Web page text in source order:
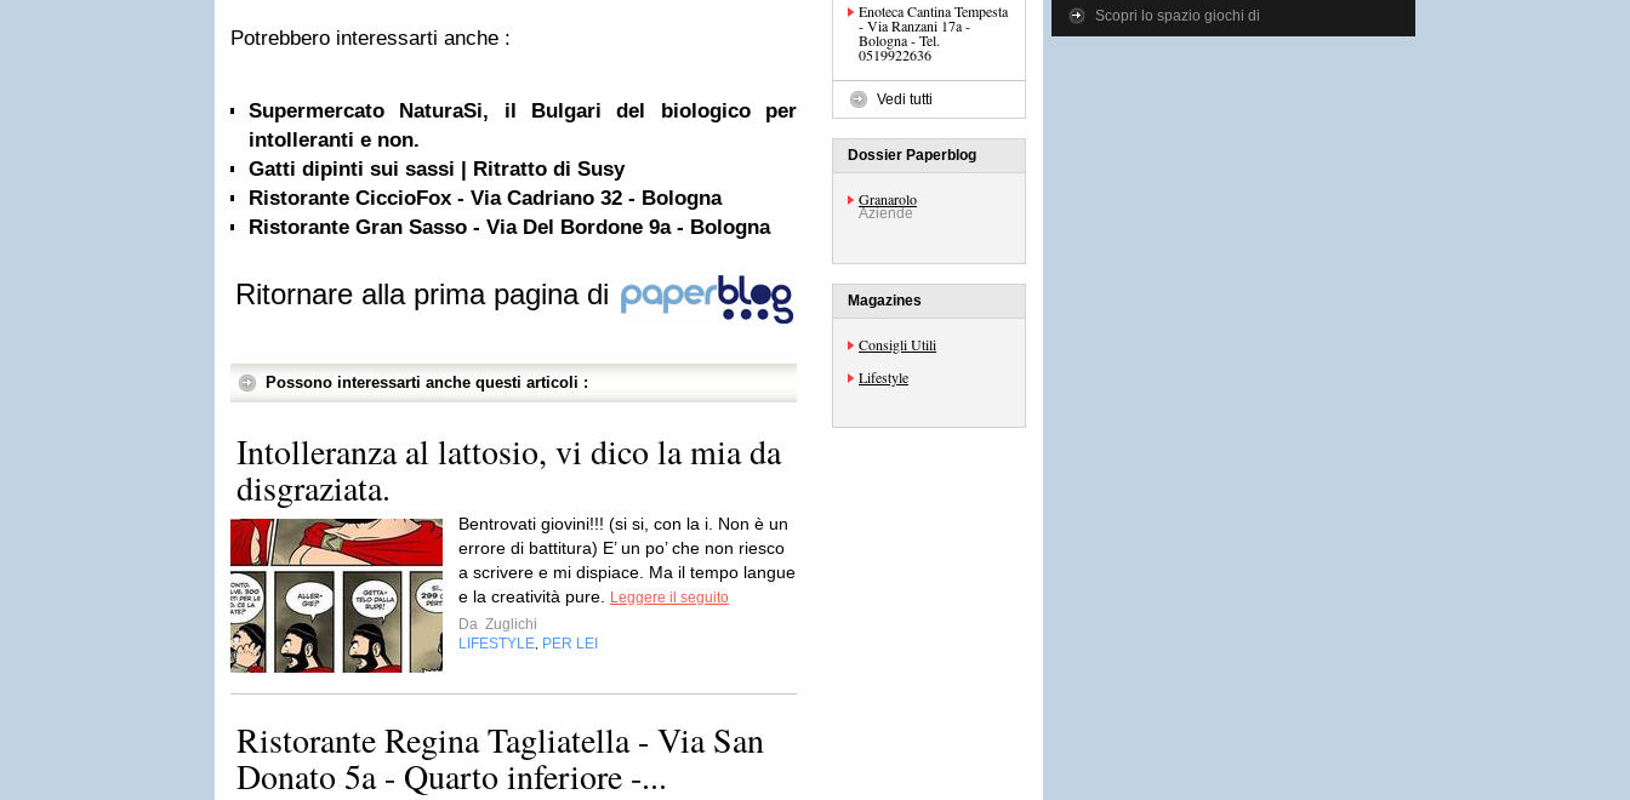
Potrebbero interessarti anche :
Supermercato NaturaSi, il Bulgari del biologico per
intolleranti e non.
Gatti dipinti sui sassi | Ritratto di Susy
Ristorante CiccioFox - Via Cadriano 32 - Bologna
Ristorante Gran Sasso - Via Del Bordone 9a - Bologna
Ritornare alla prima pagina di
Possono interessarti anche questi articoli :
Intolleranza al lattosio, vi dico la mia da
disgraziata.
Bentrovati giovini!!! (si si, con la i. Non è un
errore di battitura) E’ un po’ che non riesco
a scrivere e mi dispiace. Ma il tempo langue
e la creatività pure.
Leggere il seguito
Da Zuglichi
LIFESTYLE PER LEI
Ristorante Regina Tagliatella - Via San
Donato 5a - Quarto inferiore -...
Enoteca Cantina Tempesta
- Via Ranzani 17a -
Bologna - Tel.
0519922636
Vedi tutti
Dossier Paperblog
Granarolo
Aziende
Magazines
Consigli Utili
Lifestyle
Scopri lo spazio giochi di